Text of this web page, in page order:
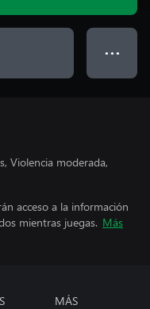
● ● ●
Violencia moderada,
acceso a la información
mientras juegas. Más
MÁS